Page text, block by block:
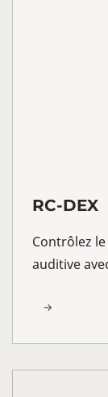
RC-DEX
Contrôlez
auditive